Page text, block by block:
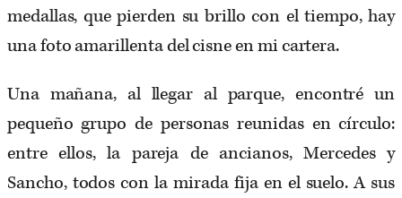
medallas, que pierden su brillo con el tiempo, hay
una foto amarillenta del cisne en mi cartera.
Una mañana, al llegar al parque, encontré un
pequeño grupo de personas reunidas en círculo:
entre ellos, la pareja de ancianos, Mercedes y
Sancho, todos con la mirada fija en el suelo. A sus